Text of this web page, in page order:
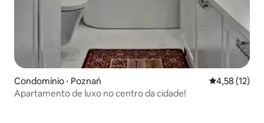
Condomínio ⋅ Poznań 4,58 de uma
4,58 (12)
Apartamento de luxo no centro da cidade!